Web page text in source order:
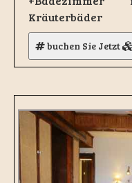
Kräuterbäder
buchen Sie Jetzt